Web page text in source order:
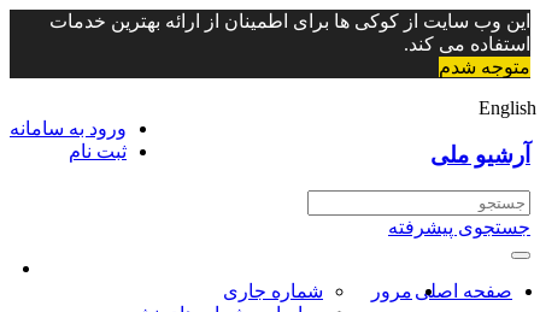
این وب سایت از کوکی ها برای اطمینان از ارائه بهترین خدمات
استفاده می کند.
متوجه شدم
ورود به سامانه
ثبت نام
English
آرشیو ملی
جستجوی پیشرفته
صفحه اصلی مرور
شماره جاری